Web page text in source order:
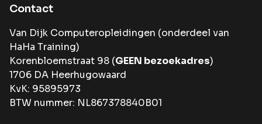
Contact
Van Dijk Computeropleidingen (onderdeel van
HaHa Training)
Korenbloemstraat 98 (GEEN bezoekadres)
1706 DA Heerhugowaard
KvK: 95895973
BTW nummer: NL867378840B01